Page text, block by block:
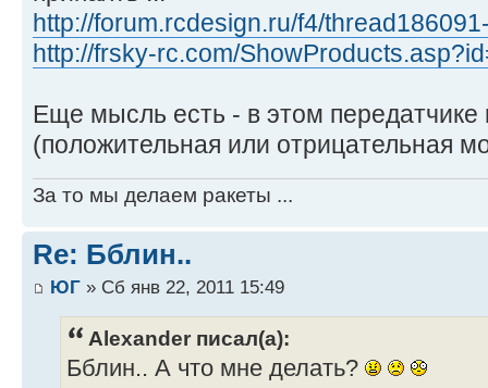
http://forum.rcdesign.ru/f4/
http://frsky-rc.com/
Еще мысль есть - в этом
(положительная или отрицательная
За то мы делаем ракеты ...
Re: Бблин..
ЮГ » Сб янв 22, 2011 15:49
Alexander писал(а):
Бблин.. А что мне делать?